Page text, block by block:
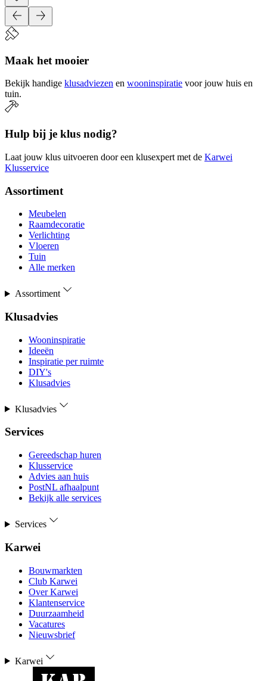
Maak het mooier
Bekijk handige klusadviezen en wooninspiratie voor jouw huis en
tuin.
Hulp bij je klus nodig?
Laat jouw klus uitvoeren door een klusexpert met de Karwei
Klusservice
Assortiment
Meubelen
Raamdecoratie
Verlichting
Vloeren
Tuin
Alle merken
Assortiment
Klusadvies
Wooninspiratie
Ideeën
Inspiratie per ruimte
DIY's
Klusadvies
Klusadvies
Services
Gereedschap huren
Klusservice
Advies aan huis
PostNL afhaalpunt
Bekijk alle services
Services
Karwei
Bouwmarkten
Club Karwei
Over Karwei
Klantenservice
Duurzaamheid
Vacatures
Nieuwsbrief
Karwei